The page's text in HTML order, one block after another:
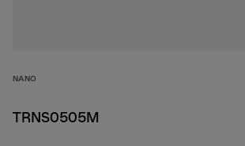
NANO
TRNS0505M